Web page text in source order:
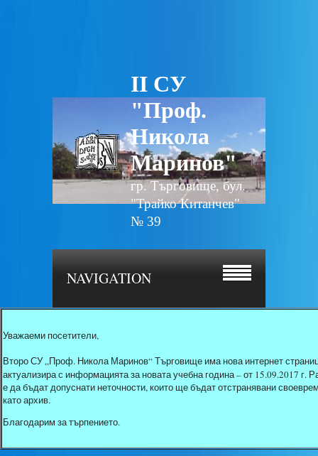
II СУ
"Проф.
Никола
Маринов"
гр. Търговище, бул.
"Трайко Китанчев"
№ 39
NAVIGATION
Уважаеми посетители,
Второ СУ „Проф. Никола Маринов“ Търговище има нова интернет
актуализира с информацията за новата учебна година – от 15.09.2017
е да бъдат допуснати неточности, които ще бъдат отстранявани
като архив.
Благодарим за търпението.